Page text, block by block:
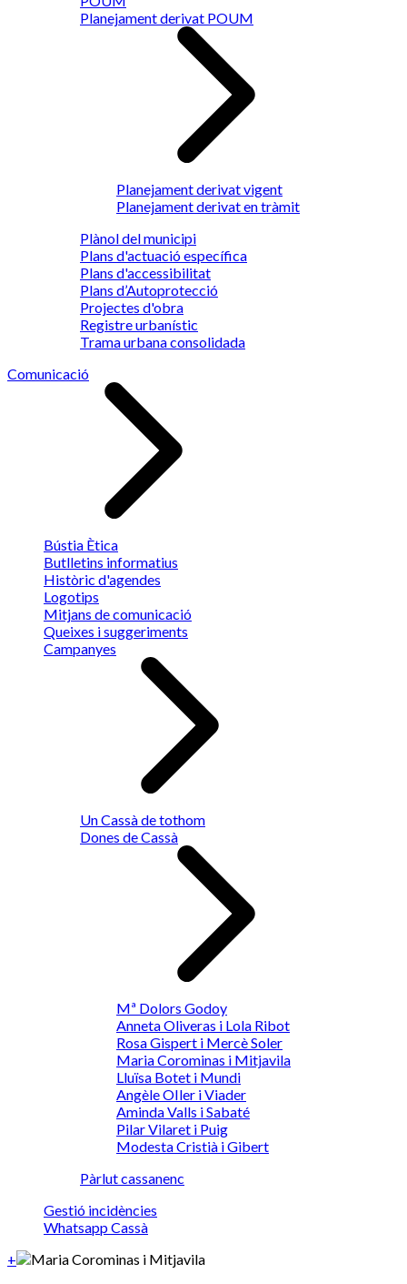
Planejament derivat POUM
Planejament derivat vigent
Planejament derivat en tràmit
Plànol del municipi
Plans d'actuació específica
Plans d'accessibilitat
Plans d’Autoprotecció
Projectes d'obra
Registre urbanístic
Trama urbana consolidada
Comunicació
Bústia Ètica
Butlletins informatius
Històric d'agendes
Logotips
Mitjans de comunicació
Queixes i suggeriments
Campanyes
Un Cassà de tothom
Dones de Cassà
Mª Dolors Godoy
Anneta Oliveras i Lola Ribot
Rosa Gispert i Mercè Soler
Maria Corominas i Mitjavila
Lluïsa Botet i Mundi
Angèle OIler i Viader
Aminda Valls i Sabaté
Pilar Vilaret i Puig
Modesta Cristià i Gibert
Pàrlut cassanenc
Gestió incidències
Whatsapp Cassà
+